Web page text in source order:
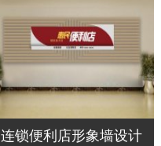
连锁便利店形象墙设计